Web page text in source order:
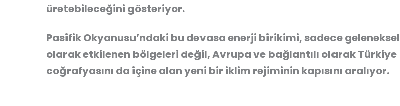
üretebileceğini gösteriyor.
Pasifik Okyanusu’ndaki bu devasa enerji birikimi, sadece geleneksel
olarak etkilenen bölgeleri değil, Avrupa ve bağlantılı olarak Türkiye
coğrafyasını da içine alan yeni bir iklim rejiminin kapısını aralıyor.